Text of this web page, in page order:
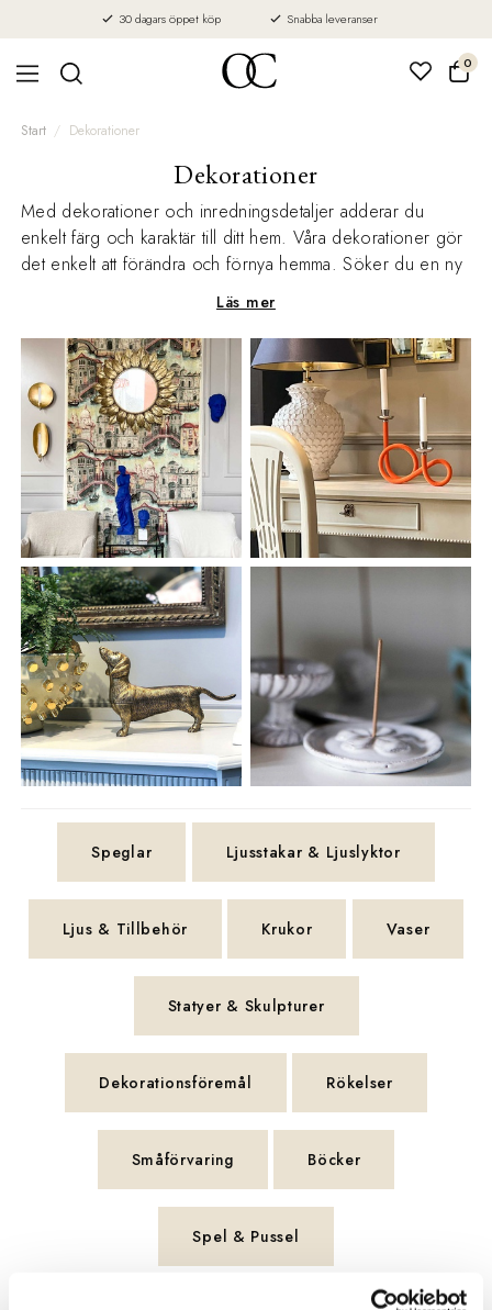
30 dagars öppet köp Snabba leveranser
0
Start Dekorationer
Dekorationer
Med dekorationer och inredningsdetaljer adderar du
enkelt färg och karaktär till ditt hem. Våra dekorationer gör
det enkelt att förändra och förnya hemma. Söker du en ny
spegel, vas eller en ljusstake så har vi mycket att erbjuda.
Läs mer
Speglar Ljusstakar & Ljuslyktor
Ljus & Tillbehör Krukor Vaser
Statyer & Skulpturer
Dekorationsföremål Rökelser
Småförvaring Böcker
Spel & Pussel